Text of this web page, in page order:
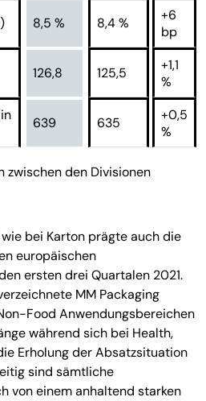
8,5 % 8,4 %
+6
bp
126,8 125,5
+1,1
%
639 635
+0,5
%
zwischen den Divisionen
bei Karton prägte auch die
europäischen
ersten drei Quartalen 2021.
MM Packaging
Food Anwendungsbereichen
während sich bei Health,
Erholung der Absatzsituation
sind sämtliche
von einem anhaltend starken